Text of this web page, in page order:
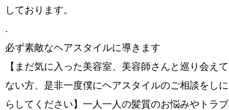
しております。
.
必ず素敵なヘアスタイルに導きます
【まだ気に入った美容室、美容師さんと巡り会え
ない方、是非一度僕にヘアスタイルのご相談をし
らしてください】一人一人の髪質のお悩みやトラ